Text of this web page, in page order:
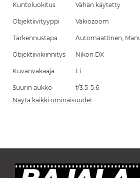
Kuntoluokitus Vähän käytetty
Objektiivityyppi Vakiozoom
Tarkennustapa Automaattinen,
Objektiivikiinnitys Nikon DX
Kuvanvakaaja Ei
Suurin aukko
f/3.5-5.6
Näytä kaikki ominaisuudet